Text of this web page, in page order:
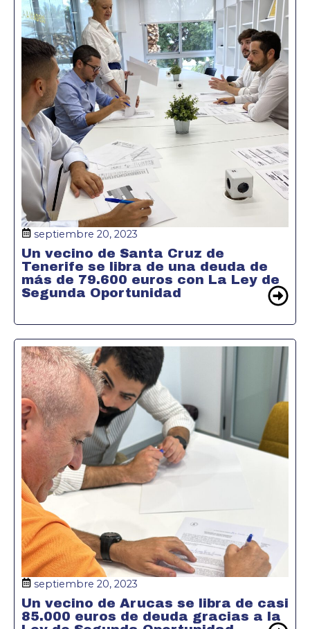
septiembre 20, 2023
Un vecino de Santa Cruz de
Tenerife se libra de una deuda de
más de 79.600 euros con La Ley de
Segunda Oportunidad
septiembre 20, 2023
Un vecino de Arucas se libra de casi
85.000 euros de deuda gracias a la